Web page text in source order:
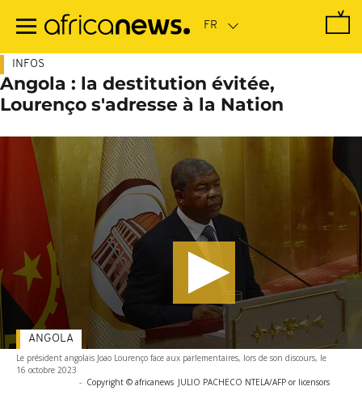
contenu
INFOS
Angola : la destitution évitée,
Lourenço s'adresse à la Nation
Le président angolais Joao Lourenço face aux parlementaires, lors de son discours, le
16 octobre 2023
- Copyright © africanews JULIO PACHECO NTELA/AFP or licensors
ANGOLA